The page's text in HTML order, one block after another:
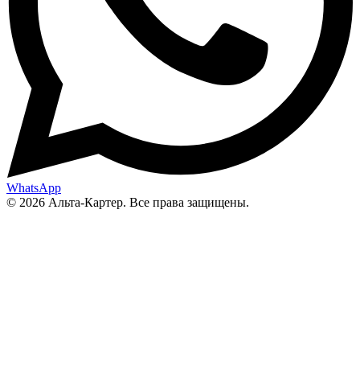
WhatsApp
© 2026 Альта-Картер. Все права защищены.